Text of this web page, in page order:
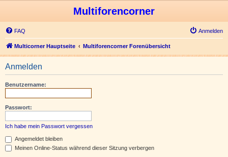
Multiforencorner
FAQ Anmelden
Multicorner Hauptseite Multiforencorner Forenübersicht
Anmelden
Benutzername:
Passwort:
Ich habe mein Passwort vergessen
Angemeldet bleiben
Meinen Online-Status während dieser Sitzung verbergen